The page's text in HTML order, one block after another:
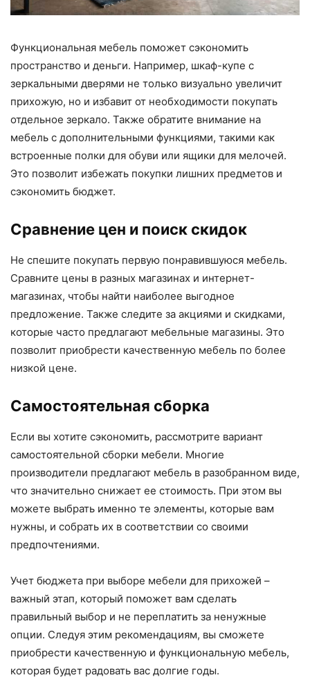
Функциональная мебель поможет сэкономить
пространство и деньги. Например, шкаф-купе с
зеркальными дверями не только визуально увеличит
прихожую, но и избавит от необходимости покупать
отдельное зеркало. Также обратите внимание на
мебель с дополнительными функциями, такими как
встроенные полки для обуви или ящики для мелочей.
Это позволит избежать покупки лишних предметов и
сэкономить бюджет.
Сравнение цен и поиск скидок
Не спешите покупать первую понравившуюся мебель.
Сравните цены в разных магазинах и интернет-
магазинах, чтобы найти наиболее выгодное
предложение. Также следите за акциями и скидками,
которые часто предлагают мебельные магазины. Это
позволит приобрести качественную мебель по более
низкой цене.
Самостоятельная сборка
Если вы хотите сэкономить, рассмотрите вариант
самостоятельной сборки мебели. Многие
производители предлагают мебель в разобранном виде,
что значительно снижает ее стоимость. При этом вы
можете выбрать именно те элементы, которые вам
нужны, и собрать их в соответствии со своими
предпочтениями.
Учет бюджета при выборе мебели для прихожей –
важный этап, который поможет вам сделать
правильный выбор и не переплатить за ненужные
опции. Следуя этим рекомендациям, вы сможете
приобрести качественную и функциональную мебель,
которая будет радовать вас долгие годы.